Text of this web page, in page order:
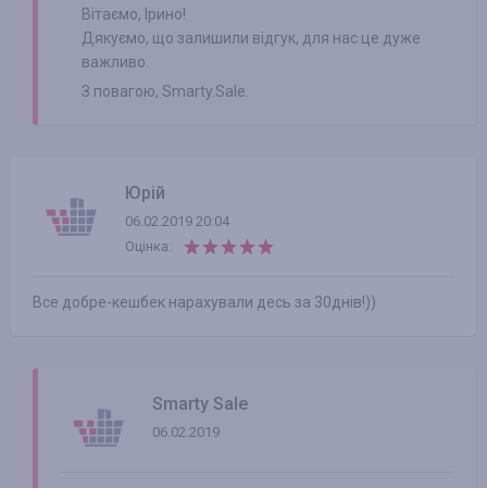
Вітаємо, Ірино!
Дякуємо, що залишили відгук, для нас це дуже
важливо.
З повагою, Smarty.Sale.
Юрій
06.02.2019 20:04
Оцінка:
Все добре-кешбек нарахували десь за 30днів!))
Smarty Sale
06.02.2019